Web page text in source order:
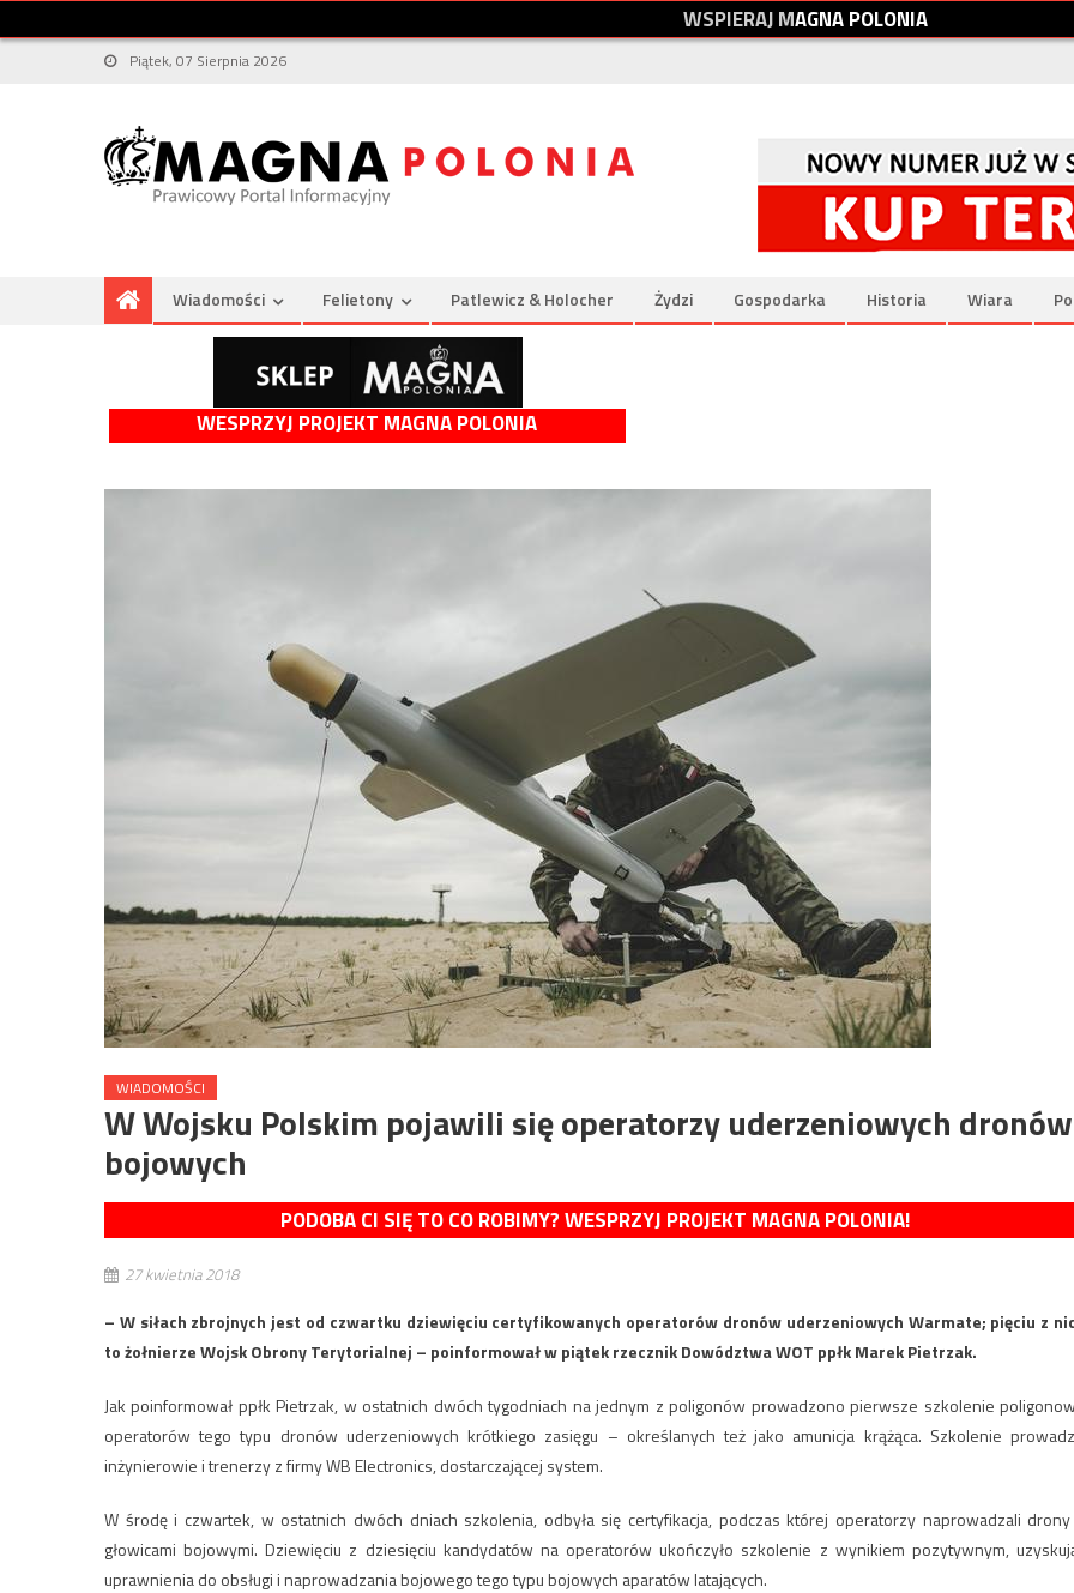
WSPIERAJMAGNAPOLONIA
Piątek, 07 Sierpnia 2026
Wiadomości Felietony Patlewicz & Holocher Żydzi Gospodarka Historia Wiara
WESPRZYJ PROJEKT MAGNA POLONIA
WIADOMOŚCI
W Wojsku Polskim pojawili się operatorzy uderzeniowych dronów
bojowych
PODOBA CI SIĘ TO CO ROBIMY? WESPRZYJ PROJEKT MAGNA POLONIA!
27 kwietnia 2018
– W siłach zbrojnych jest od czwartku dziewięciu certyfikowanych operatorów dronów uderzeniowych Warmate; pięciu z
to żołnierze Wojsk Obrony Terytorialnej – poinformował w piątek rzecznik Dowództwa WOT ppłk Marek Pietrzak.
Jak poinformował ppłk Pietrzak, w ostatnich dwóch tygodniach na jednym z poligonów prowadzono pierwsze szkolenie
operatorów tego typu dronów uderzeniowych krótkiego zasięgu – określanych też jako amunicja krążąca. Szkolenie
inżynierowie i trenerzy z firmy WB Electronics, dostarczającej system.
W środę i czwartek, w ostatnich dwóch dniach szkolenia, odbyła się certyfikacja, podczas której operatorzy naprowadzali
głowicami bojowymi. Dziewięciu z dziesięciu kandydatów na operatorów ukończyło szkolenie z wynikiem pozytywnym,
uprawnienia do obsługi i naprowadzania bojowego tego typu bojowych aparatów latających.